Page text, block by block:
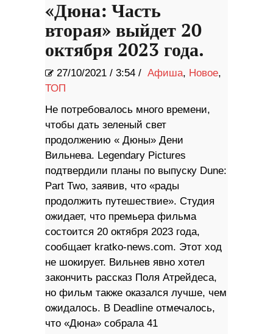
«Дюна: Часть
вторая» выйдет 20
октября 2023 года.
27/10/2021 / 3:54 / Афиша, Новое,
ТОП
Не потребовалось много времени,
чтобы дать зеленый свет
продолжению « Дюны» Дени
Вильнева. Legendary Pictures
подтвердили планы по выпуску Dune:
Part Two, заявив, что «рады
продолжить путешествие». Студия
ожидает, что премьера фильма
состоится 20 октября 2023 года,
сообщает kratko-news.com. Этот ход
не шокирует. Вильнев явно хотел
закончить рассказ Поля Атрейдеса,
но фильм также оказался лучше, чем
ожидалось. В Deadline отмечалось,
что «Дюна» собрала 41